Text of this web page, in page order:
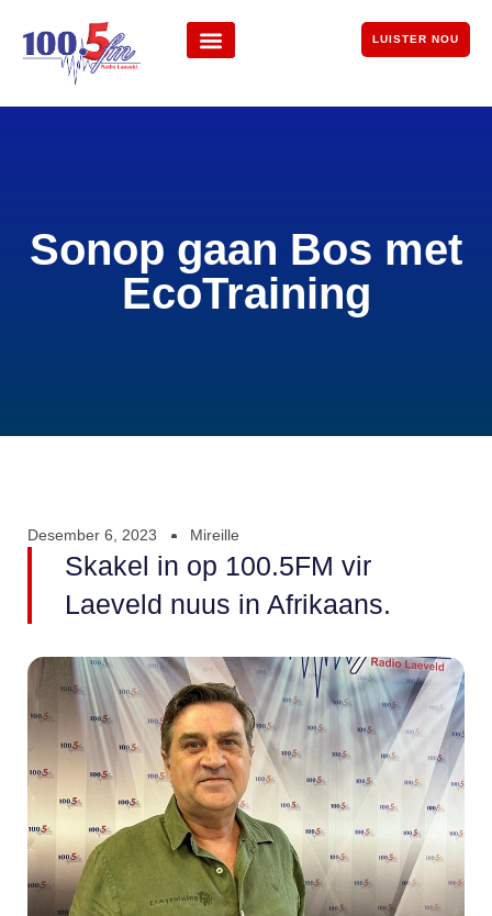
LUISTER NOU
Sonop gaan Bos met
EcoTraining
Desember 6, 2023 Mireille
Skakel in op 100.5FM vir
Laeveld nuus in Afrikaans.